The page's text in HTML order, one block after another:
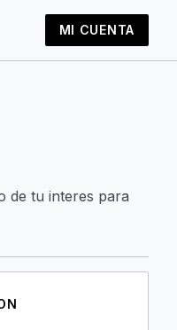
MI CUENTA
de tu interes para